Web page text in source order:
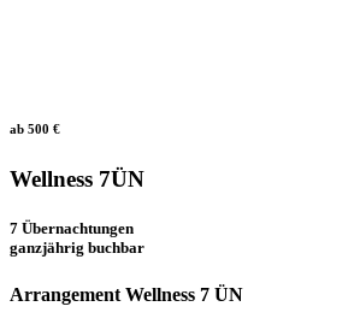
ab 500 €
Wellness 7ÜN
7 Übernachtungen
ganzjährig buchbar
Arrangement Wellness 7 ÜN